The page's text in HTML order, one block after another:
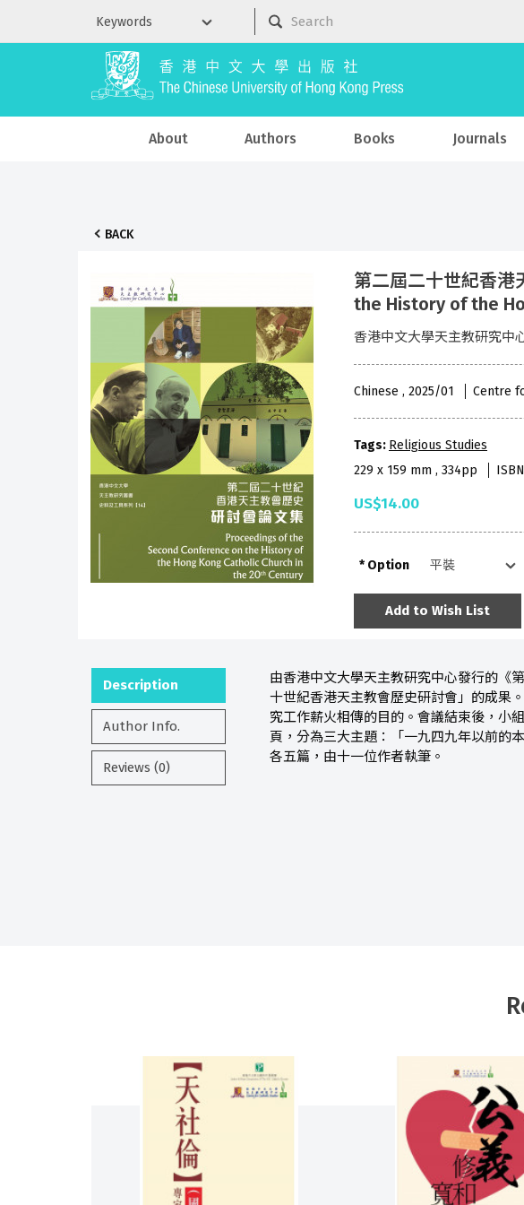
About Authors Books Journals
BACK
第二屆二十世紀香
the History of the
香港中文大學天主教研究
Chinese , 2025/01 Centre
Tags: Religious Studies
229 x 159 mm , 334pp
US$14.00
Option
Add to Wish List
Description
Author Info.
Reviews (0)
由香港中文大學天主教研究中心發行的《
十世紀香港天主教會歷史研討會」的成果
究工作薪火相傳的目的。會議結束後，小
頁，分為三大主題：「一九四九年以前的
各五篇，由十一位作者執筆。